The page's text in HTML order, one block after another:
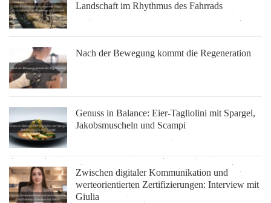
Landschaft im Rhythmus des Fahrrads
Nach der Bewegung kommt die Regeneration
Genuss in Balance: Eier-Tagliolini mit Spargel,
Jakobsmuscheln und Scampi
Zwischen digitaler Kommunikation und
werteorientierten Zertifizierungen: Interview mit
Giulia